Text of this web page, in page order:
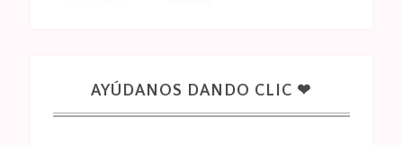
AYÚDANOS DANDO CLIC ❤